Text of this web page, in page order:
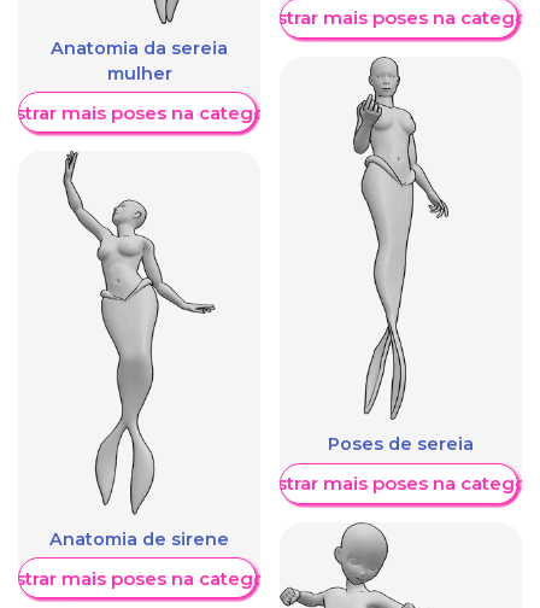
Anatomia da sereia
mulher
mais poses na categoria
Anatomia de sirene
mais poses na categoria
Mostrar mais poses na
Poses de sereia
Mostrar mais poses na